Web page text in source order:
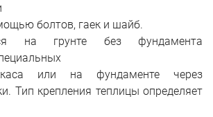
болтов, гаек и шайб.
на грунте без фундамента
или на фундаменте через
Тип крепления теплицы определяет